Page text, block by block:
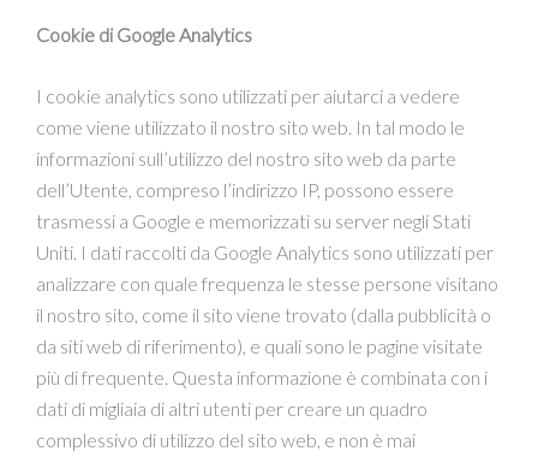
Cookie di Google Analytics
I cookie analytics sono utilizzati per aiutarci a vedere
come viene utilizzato il nostro sito web. In tal modo le
informazioni sull’utilizzo del nostro sito web da parte
dell’Utente, compreso l’indirizzo IP, possono essere
trasmessi a Google e memorizzati su server negli Stati
Uniti. I dati raccolti da Google Analytics sono utilizzati per
analizzare con quale frequenza le stesse persone visitano
il nostro sito, come il sito viene trovato (dalla pubblicità o
da siti web di riferimento), e quali sono le pagine visitate
più di frequente. Questa informazione è combinata con i
dati di migliaia di altri utenti per creare un quadro
complessivo di utilizzo del sito web, e non è mai